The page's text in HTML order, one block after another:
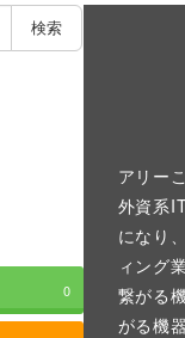
検索
0
アリー
外資系
になり
ィング
繋がる
がる機